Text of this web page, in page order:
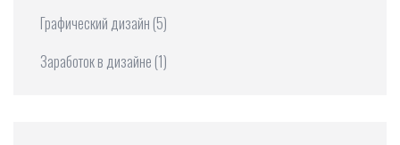
Графический дизайн (5)
Заработок в дизайне (1)